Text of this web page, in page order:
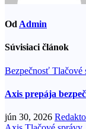
Od Admin
Súvisiaci článok
Bezpečnosť Tlačové
Axis prepája
jún 30, 2026